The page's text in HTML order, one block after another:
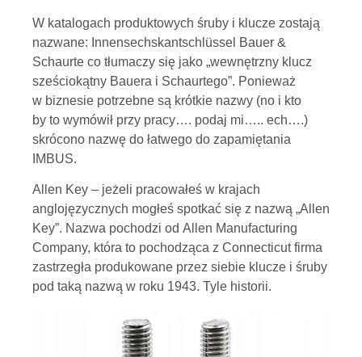
W katalogach produktowych śruby i klucze zostają
nazwane: Innensechskantschlüssel Bauer &
Schaurte co tłumaczy się jako „wewnętrzny klucz
sześciokątny Bauera i Schaurtego”. Ponieważ
w biznesie potrzebne są krótkie nazwy (no i kto
by to wymówił przy pracy…. podaj mi….. ech….)
skrócono nazwę do łatwego do zapamiętania
IMBUS.
Allen Key – jeżeli pracowałeś w krajach
anglojęzycznych mogłeś spotkać się z nazwą „Allen
Key”. Nazwa pochodzi od Allen Manufacturing
Company, która to pochodząca z Connecticut firma
zastrzegła produkowane przez siebie klucze i śruby
pod taką nazwą w roku 1943. Tyle historii.